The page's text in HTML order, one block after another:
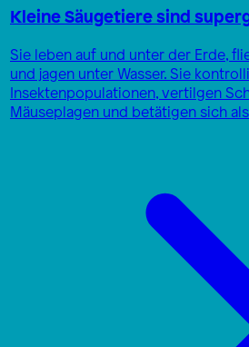
Kleine Säugetiere sind
Sie leben auf und unter der Erde,
und jagen unter Wasser. Sie
Insektenpopulationen, vertilgen
Mäuseplagen und betätigen sich